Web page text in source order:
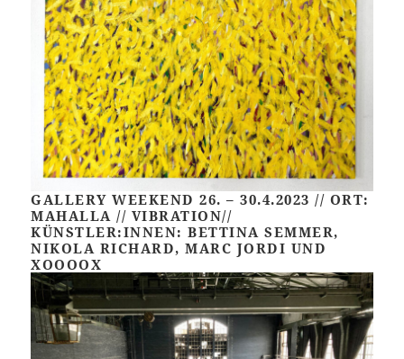
GALLERY WEEKEND 26. – 30.4.2023 // ORT:
MAHALLA // VIBRATION//
KÜNSTLER:INNEN: BETTINA SEMMER,
NIKOLA RICHARD, MARC JORDI UND
XOOOOX